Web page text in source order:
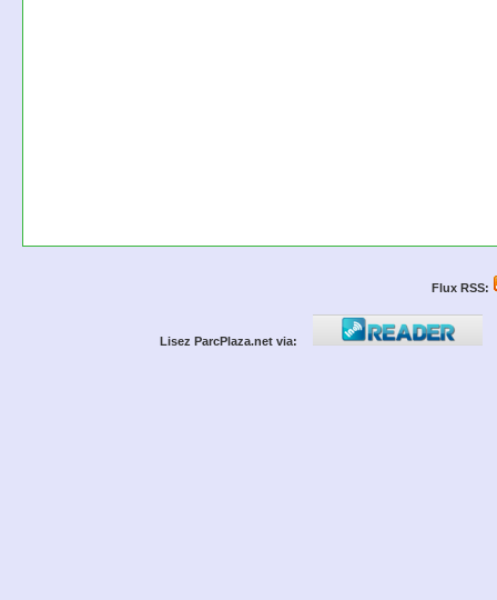
Flux RSS:
Lisez ParcPlaza.net via: